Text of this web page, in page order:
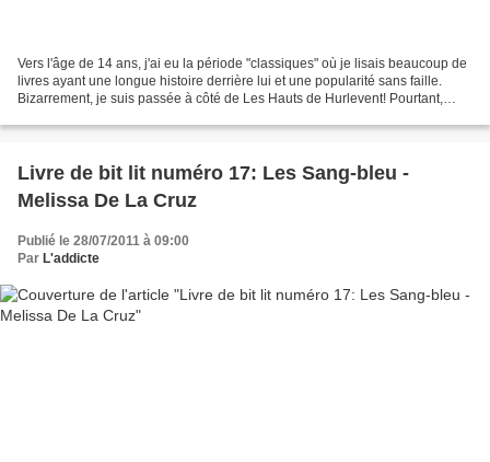
Vers l'âge de 14 ans, j'ai eu la période "classiques" où je lisais beaucoup de
livres ayant une longue histoire derrière lui et une popularité sans faille.
Bizarrement, je suis passée à côté de Les Hauts de Hurlevent! Pourtant,
Livre de bit lit numéro 17: Les Sang-bleu -
Melissa De La Cruz
Publié le 28/07/2011 à 09:00
Par L'addicte